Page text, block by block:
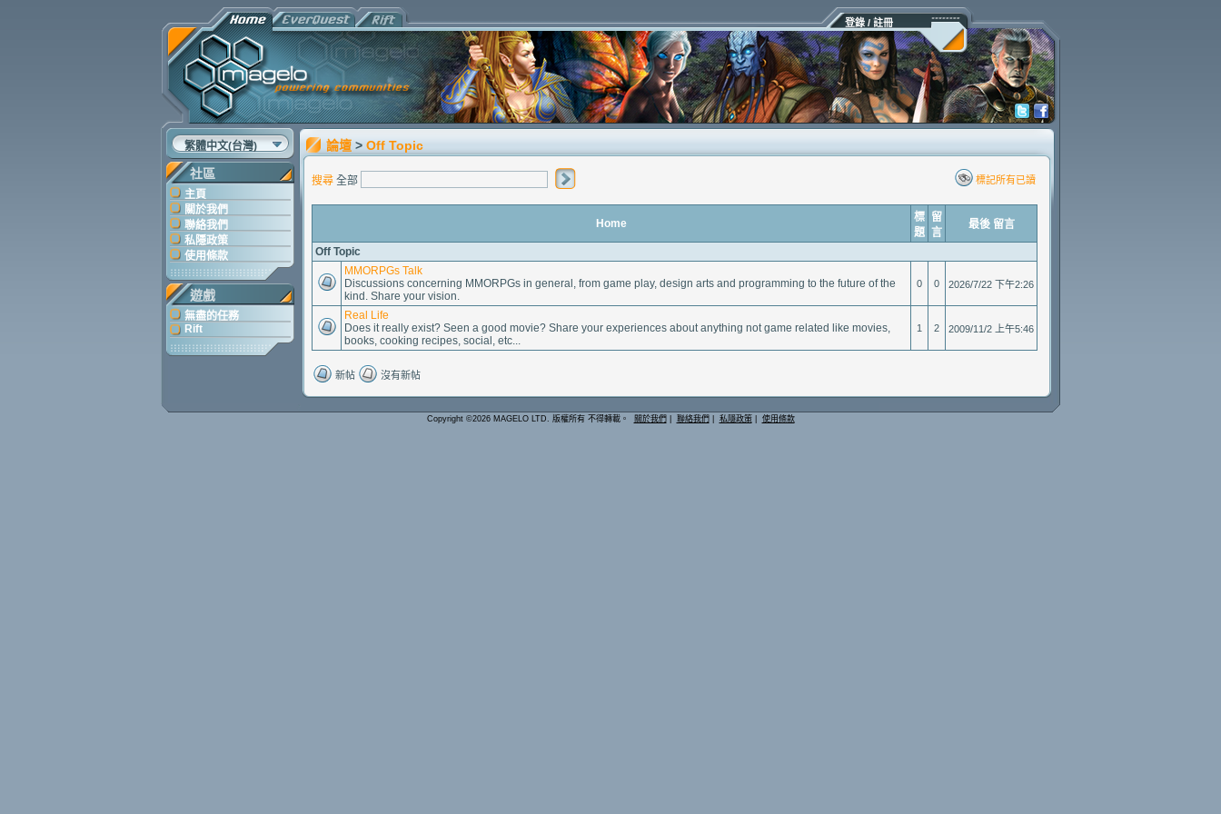
登錄 / 註冊
繁體中文(台灣)
社區
主頁
關於我們
聯絡我們
私隱政策
使用條款
遊戲
無盡的任務
Rift
論壇 > Off Topic
標記所有已讀
搜尋 全部
Home
標
題
留
言
最後 留言
Off Topic
MMORPGs Talk
Discussions concerning MMORPGs in general, from game play, design arts and programming to the future of the
kind. Share your vision.
0 0 2026/7/22 下午2:26
Real Life
Does it really exist? Seen a good movie? Share your experiences about anything not game related like movies,
books, cooking recipes, social, etc...
1 2 2009/11/2 上午5:46
新帖 沒有新帖
Copyright ©2026 MAGELO LTD. 版權所有 不得轉載。 關於我們 聯絡我們 私隱政策| 使用條款